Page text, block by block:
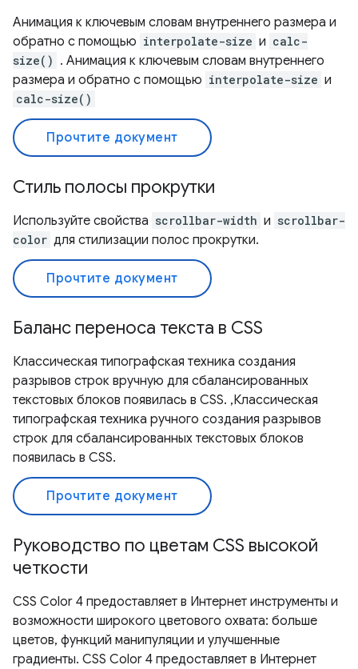
Анимация к ключевым словам внутреннего размера и
обратно с помощью interpolate-size и calc-
size() . Анимация к ключевым словам внутреннего
размера и обратно с помощью interpolate-size и
calc-size()
Прочтите документ
Стиль полосы прокрутки
Используйте свойства scrollbar-width и scrollbar-
color для стилизации полос прокрутки.
Прочтите документ
Баланс переноса текста в CSS
Классическая типографская техника создания
разрывов строк вручную для сбалансированных
текстовых блоков появилась в CSS. ,Классическая
типографская техника ручного создания разрывов
строк для сбалансированных текстовых блоков
появилась в CSS.
Прочтите документ
Руководство по цветам CSS высокой
четкости
CSS Color 4 предоставляет в Интернет инструменты и
возможности широкого цветового охвата: больше
цветов, функций манипуляции и улучшенные
градиенты. CSS Color 4 предоставляет в Интернет